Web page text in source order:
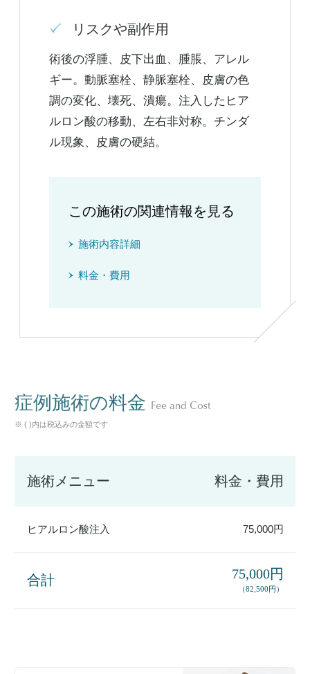
リスクや副作用
術後の浮腫、皮下出血、腫脹、アレル
ギー。動脈塞栓、静脈塞栓、皮膚の色
調の変化、壊死、潰瘍。注入したヒア
ルロン酸の移動、左右非対称。チンダ
ル現象、皮膚の硬結。
この施術の関連情報を見る
施術内容詳細
料金・費用
症例施術の料金 Fee and Cost
※ ( )内は税込みの金額です
施術メニュー 料金・費用
ヒアルロン酸注入 75,000円
合計 75,000円
（82,500円）